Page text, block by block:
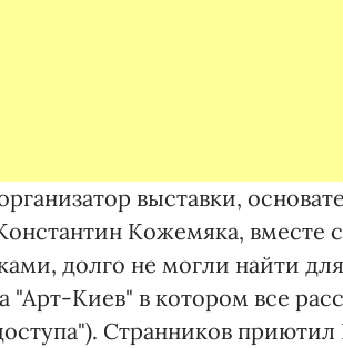
выставки,
Кожемяка, вместе
долго не могли найти
"Арт-Киев" в котором все
Странников